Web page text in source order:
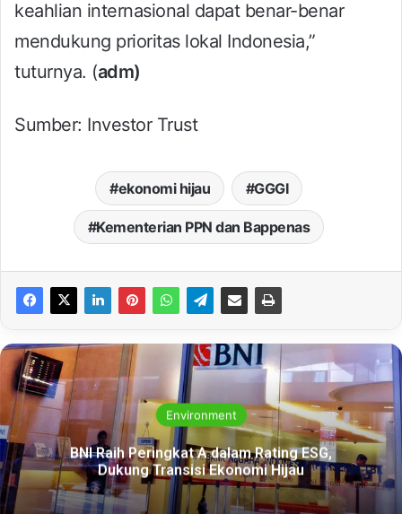
keahlian internasional dapat benar-benar
mendukung prioritas lokal Indonesia,”
tuturnya. (adm)
Sumber: Investor Trust
ekonomi hijau GGGI
Kementerian PPN dan Bappenas
Environment
BNI Raih Peringkat A dalam Rating ESG,
Dukung Transisi Ekonomi Hijau